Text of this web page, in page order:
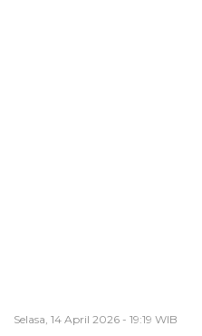
Selasa, 14 April 2026 - 19:19 WIB